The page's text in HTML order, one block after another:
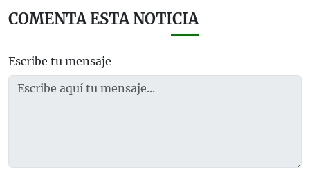
COMENTA ESTA NOTICIA
Escribe tu mensaje